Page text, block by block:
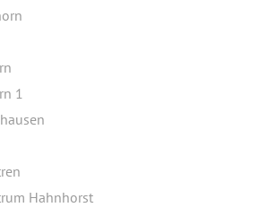
1
Hahnhorst